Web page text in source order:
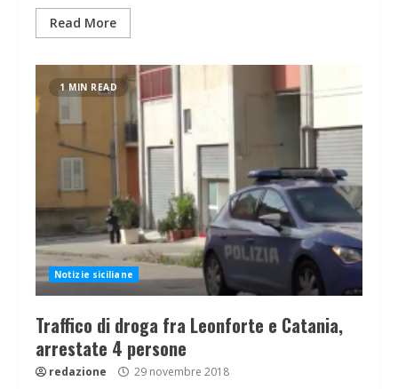
Read More
1 MIN READ
Notizie siciliane
Traffico di droga fra Leonforte e Catania,
arrestate 4 persone
redazione 29 novembre 2018